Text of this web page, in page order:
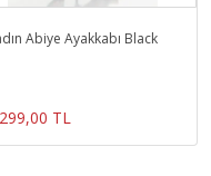
Abiye Ayakkabı Black
TL